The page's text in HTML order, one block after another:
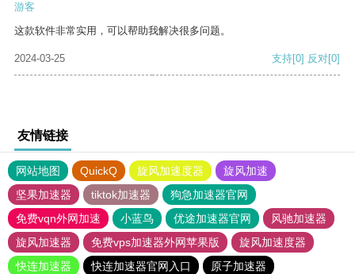
游客
这款软件非常实用，可以帮助我解决很多问题。
2024-03-25 支持[0] 反对[0]
友情链接
网站地图 QuickQ 旋风加速度器
旋风加速
坚果加速器
tiktok加速器
狗急加速器官网
免费vqn外网加速
小蓝鸟 优途加速器官网
风驰加速器
旋风加速器
免费vps加速器外网苹果版
旋风加速度器
快连加速器
快连加速器官网入口
原子加速器